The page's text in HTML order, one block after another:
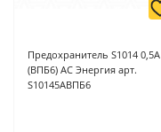
Предохранитель S1014 0,5А
(ВПБ6) АС Энергия арт.
S10145АВПБ6